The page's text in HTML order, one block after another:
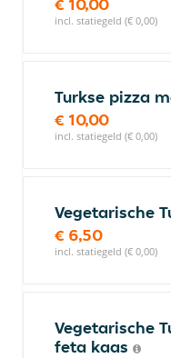
incl. statiegeld (€ 0,00)
Turkse pizza
€ 10,00
incl. statiegeld (€ 0,00)
Vegetarische
€ 6,50
incl. statiegeld (€ 0,00)
Vegetarische
feta kaas